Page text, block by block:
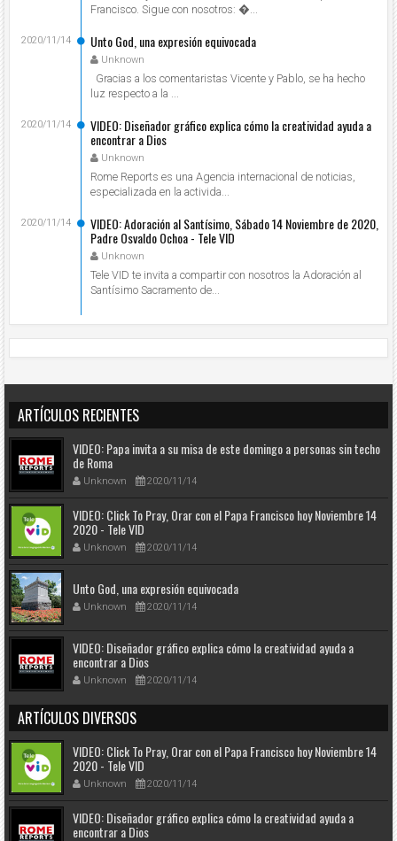
Francisco. Sigue con nosotros: ...
Unto God, una expresión equivocada
Unknown
2020/11/14
Gracias a los comentaristas Vicente y Pablo, se ha hecho
luz respecto a la ...
VIDEO: Diseñador gráfico explica cómo la creatividad ayuda a
encontrar a Dios
Unknown
2020/11/14
Rome Reports es una Agencia internacional de noticias,
especializada en la activida...
VIDEO: Adoración al Santísimo, Sábado 14 Noviembre de 2020,
Padre Osvaldo Ochoa - Tele VID
Unknown
2020/11/14
Tele VID te invita a compartir con nosotros la Adoración al
Santísimo Sacramento de...
ARTÍCULOS RECIENTES
VIDEO: Papa invita a su misa de este domingo a personas sin techo
de Roma
Unknown 2020/11/14
VIDEO: Click To Pray, Orar con el Papa Francisco hoy Noviembre 14
2020 - Tele VID
Unknown 2020/11/14
Unto God, una expresión equivocada
Unknown 2020/11/14
VIDEO: Diseñador gráfico explica cómo la creatividad ayuda a
encontrar a Dios
Unknown 2020/11/14
ARTÍCULOS DIVERSOS
VIDEO: Click To Pray, Orar con el Papa Francisco hoy Noviembre 14
2020 - Tele VID
Unknown 2020/11/14
VIDEO: Diseñador gráfico explica cómo la creatividad ayuda a
encontrar a Dios